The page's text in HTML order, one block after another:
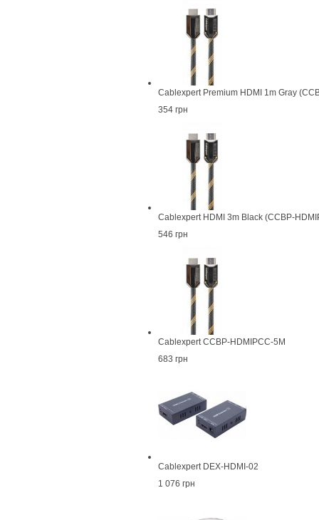
Cablexpert Premium HDMI 1m Gray
354 грн
Cablexpert HDMI 3m Black (CCBP-
546 грн
Cablexpert CCBP-HDMIPCC-5M
683 грн
Cablexpert DEX-HDMI-02
1 076 грн